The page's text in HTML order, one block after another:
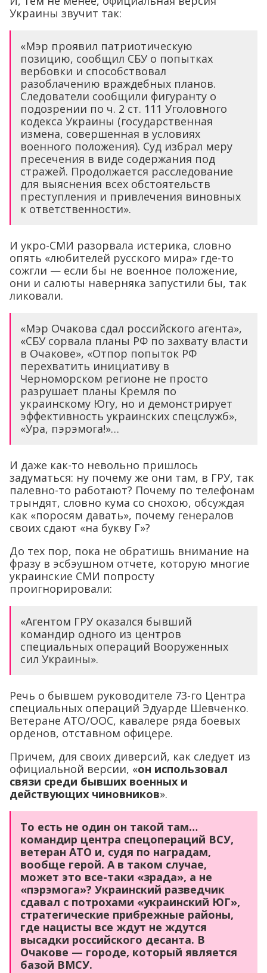
Украины звучит так:
«Мэр проявил патриотическую
позицию, сообщил СБУ о попытках
вербовки и способствовал
разоблачению враждебных планов.
Следователи сообщили фигуранту о
подозрении по ч. 2 ст. 111 Уголовного
кодекса Украины (государственная
измена, совершенная в условиях
военного положения). Суд избрал меру
пресечения в виде содержания под
стражей. Продолжается расследование
для выяснения всех обстоятельств
преступления и привлечения виновных
к ответственности».
И укро-СМИ разорвала истерика, словно
опять «любителей русского мира» где-то
сожгли — если бы не военное положение,
они и салюты наверняка запустили бы, так
ликовали.
«Мэр Очакова сдал российского агента»,
«СБУ сорвала планы РФ по захвату власти
в Очакове», «Отпор попыток РФ
перехватить инициативу в
Черноморском регионе не просто
разрушает планы Кремля по
украинскому Югу, но и демонстрирует
эффективность украинских спецслужб»,
«Ура, пэрэмога!»…
И даже как-то невольно пришлось
задуматься: ну почему же они там, в ГРУ, так
палевно-то работают? Почему по телефонам
трындят, словно кума со снохою, обсуждая
как «поросям давать», почему генералов
своих сдают «на букву Г»?
До тех пор, пока не обратишь внимание на
фразу в эсбэушном отчете, которую многие
украинские СМИ попросту
проигнорировали:
«Агентом ГРУ оказался бывший
командир одного из центров
специальных операций Вооруженных
сил Украины».
Речь о бывшем руководителе 73-го Центра
специальных операций Эдуарде Шевченко.
Ветеране АТО/ООС, кавалере ряда боевых
орденов, отставном офицере.
Причем, для своих диверсий, как следует из
официальной версии, «он использовал
связи среди бывших военных и
действующих чиновников».
То есть не один он такой там…
командир центра спецопераций ВСУ,
ветеран АТО и, судя по наградам,
вообще герой. А в таком случае,
может это все-таки «зрада», а не
«пэрэмога»? Украинский разведчик
сдавал с потрохами «украинский ЮГ»,
стратегические прибрежные районы,
где нацисты все ждут не ждутся
высадки российского десанта. В
Очакове — городе, который является
базой ВМСУ.